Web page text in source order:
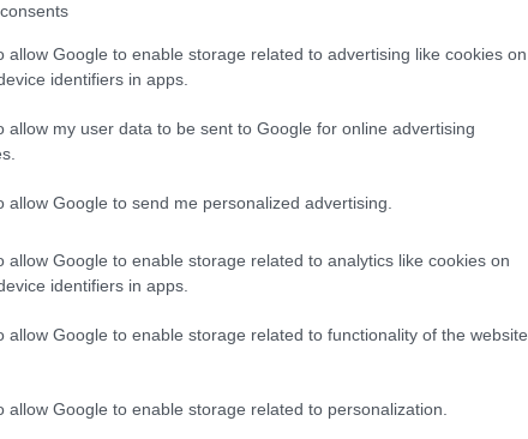
allow Google to enable storage related to advertising like cookies on
identifiers in apps.
allow my user data to be sent to Google for online advertising
allow Google to send me personalized advertising.
allow Google to enable storage related to analytics like cookies on
identifiers in apps.
allow Google to enable storage related to functionality of the website
allow Google to enable storage related to personalization.
futuro de uma criptomoeda como Joe (JOE) é
gráfico. Por meio do uso de técnicas de análise
suporte e resistência horizontal, cálculo de médias
ou fraqueza no mercado, podemos resumir uma
disponíveis gratuitamente online.
e resistência
costuma ser suficiente para começar a criar uma
médio prazo. Os níveis de resistência horizontal
de vezes que um preço é testado e rejeitado em
horizontal podem ser identificados contando a